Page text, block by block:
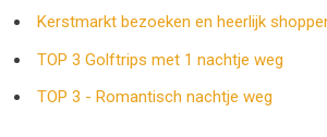
Kerstmarkt bezoeken en heerlijk
TOP 3 Golftrips met 1 nachtje weg
TOP 3 - Romantisch nachtje weg